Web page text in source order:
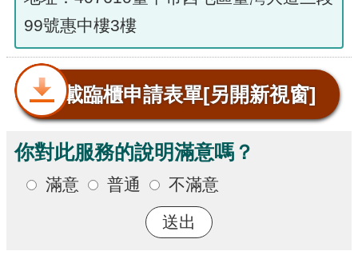
99號惠中樓3樓
下載臨櫃申請表單[另開新視窗]
你對此服務的說明滿意嗎？
滿意 普通 不滿意